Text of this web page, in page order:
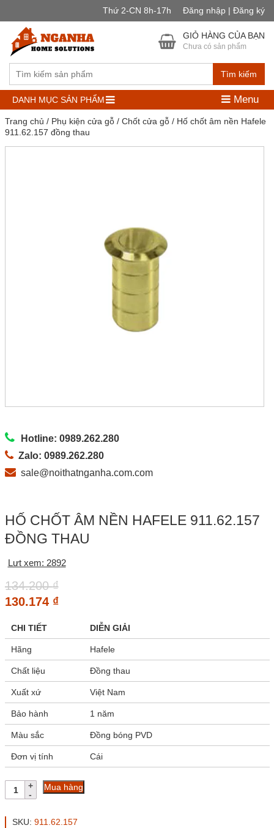
Thứ 2-CN 8h-17h Đăng nhập | Đăng ký
Tìm kiếm
GIỎ HÀNG CỦA BẠN
Chưa có sản phẩm
DANH MỤC SẢN PHẨM Menu
Trang chủ / Phụ kiện cửa gỗ/ Chốt cửa gỗ/ Hố chốt âm nền Hafele
911.62.157 đồng thau
Hotline: 0989.262.280
Zalo: 0989.262.280
sale@noithatnganha.com.com
HỐ CHỐT ÂM NỀN HAFELE 911.62.157
ĐỒNG THAU
Lưt xem: 2892
134.200₫
130.174 ₫
CHI TIẾT DIỄN GIẢI
Hãng Hafele
Chất liệu Đồng thau
Xuất xứ Việt Nam
Bảo hành 1 năm
Màu sắc Đồng bóng PVD
Đơn vị tính Cái
Hố
chốt
nền
Mua hàng
SKU: 911.62.157